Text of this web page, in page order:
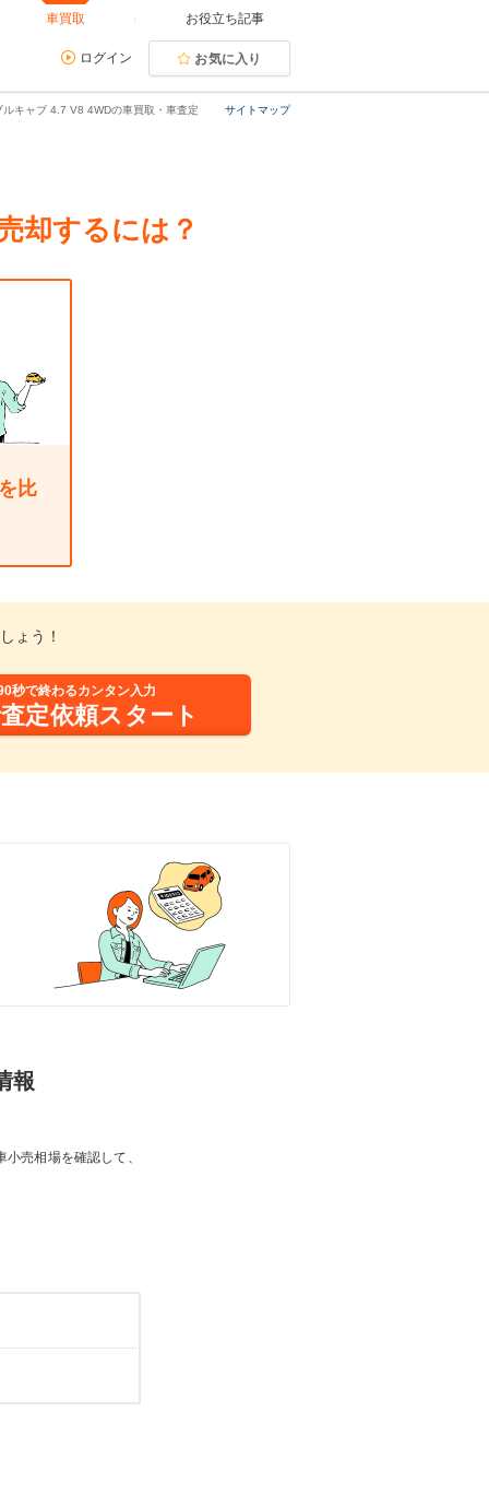
車買取 お役立ち記事
ログイン お気に入り
サイトマップ
キャブ 4.7 V8 4WDの車買取・車査定
却するには？
比
ょう！
秒で終わるカンタン入力
定依頼スタート
報
売相場を確認して、